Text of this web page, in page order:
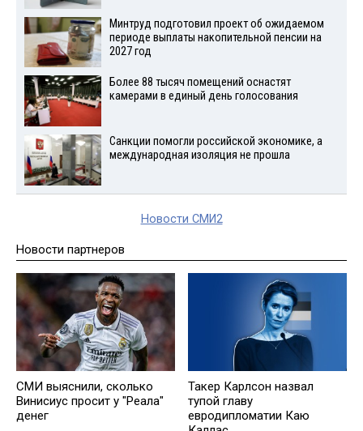
Минтруд подготовил проект об ожидаемом
периоде выплаты накопительной пенсии на
2027 год
Более 88 тысяч помещений оснастят
камерами в единый день голосования
Санкции помогли российской экономике, а
международная изоляция не прошла
Новости СМИ2
Новости партнеров
СМИ выяснили, сколько
Винисиус просит у "Реала"
денег
Такер Карлсон назвал
тупой главу
евродипломатии Каю